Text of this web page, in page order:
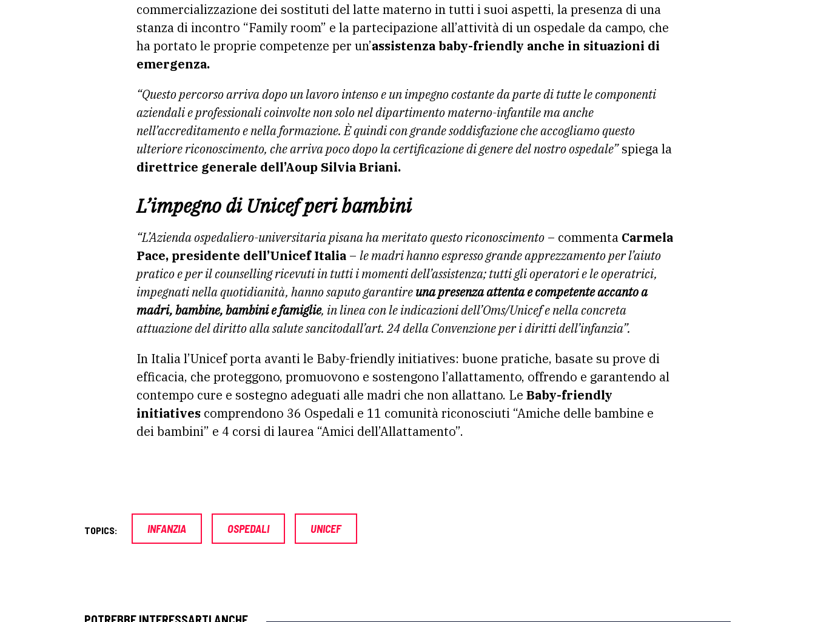
commercializzazione dei sostituti del latte materno in tutti i suoi aspetti, la presenza di una
stanza di incontro “Family room” e la partecipazione all’attività di un ospedale da campo, che
ha portato le proprie competenze per un’assistenza baby-friendly anche in situazioni di
emergenza.
“Questo percorso arriva dopo un lavoro intenso e un impegno costante da parte di tutte le componenti
aziendali e professionali coinvolte non solo nel dipartimento materno-infantile ma anche
nell’accreditamento e nella formazione. È quindi con grande soddisfazione che accogliamo questo
ulteriore riconoscimento, che arriva poco dopo la certificazione di genere del nostro ospedale”spiega la
direttrice generale dell’Aoup Silvia Briani.
L’impegno di Unicef peri bambini
“L’Azienda ospedaliero-universitaria pisana ha meritato questo riconoscimento – commenta Carmela
Pace, presidente dell’Unicef Italia – le madri hanno espresso grande apprezzamento per l’aiuto
pratico e per il counselling ricevuti in tutti i momenti dell’assistenza; tutti gli operatori e le operatrici,
impegnati nella quotidianità, hanno saputo garantireuna presenza attenta e competente accanto a
madri, bambine, bambini e famiglie, in linea con le indicazioni dell’Oms/Unicef e nella concreta
attuazione del diritto alla salute sancitodall’art. 24 della Convenzione per i diritti dell’infanzia”.
In Italia l’Unicef porta avanti le Baby-friendly initiatives: buone pratiche, basate su prove di
efficacia, che proteggono, promuovono e sostengono l’allattamento, offrendo e garantendo al
contempo cure e sostegno adeguati alle madri che non allattano. Le Baby-friendly
initiatives comprendono 36 Ospedali e 11 comunità riconosciuti “Amiche delle bambine e
dei bambini” e 4 corsi di laurea “Amici dell’Allattamento”.
TOPICS: INFANZIA OSPEDALI UNICEF